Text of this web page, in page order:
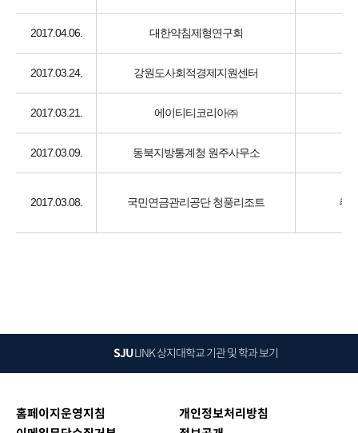
2017.04.06. 대한약침제형연구회
2017.03.24. 강원도사회적경제지원센터
2017.03.21. 에이티티코리아㈜
2017.03.09. 동북지방통계청 원주사무소
2017.03.08. 국민연금관리공단 청풍리조트 취
SJULINK상지대학교 기관 및 학과 보기
홈페이지운영지침
개인정보처리방침